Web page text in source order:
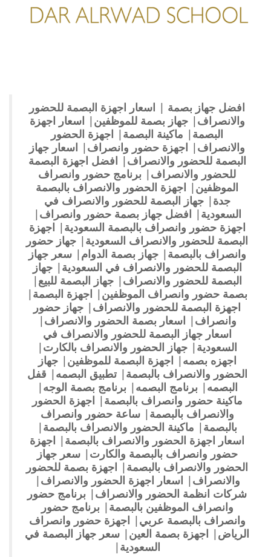
افضل جهاز بصمة | اسعار اجهزة البصمة للحضور
والانصراف |جهاز بصمة للموظفين | اسعار اجهزة
البصمة | ماكينة البصمة | اجهزة الحضور
والانصراف | اجهزة حضور وانصراف | اسعار جهاز
البصمة للحضور والانصراف | افضل اجهزة البصمة
للحضور والانصراف | برنامج حضور وانصراف
الموظفين | اجهزة الحضور والانصراف بالبصمة
جدة |جهاز البصمة للحضور والانصراف في
السعودية | افضل جهاز بصمة حضور وانصراف |
اجهزة حضور وانصراف بالبصمة السعودية | اجهزة
البصمة للحضور والانصراف السعودية | جهاز حضور
وانصراف بالبصمة |جهاز بصمة الدوام |سعر جهاز
البصمة للحضور والانصراف في السعودية |جهاز
البصمة للحضور والانصراف | جهاز البصمة للبيع |
بصمة حضور وانصراف الموظفين | اجهزة البصمة |
اجهزة البصمة للحضور والانصراف | جهاز حضور
وانصراف | اسعار بصمة الحضور والانصراف |
اسعار جهاز البصمة للحضور والانصراف في
السعودية | جهاز الحضور والانصراف بالكارت |
اجهزه بصمه | اجهزة البصمة للموظفين |جهاز
الحضور والانصراف بالبصمة |تطبيق البصمه | قفل
البصمه |برنامج البصمه |برنامج بصمة الوجه |
ماكينة حضور وانصراف بالبصمة | اجهزة الحضور
والانصراف بالبصمة |ساعة حضور وانصراف
بالبصمة | ماكينة الحضور والانصراف بالبصمة |
اسعار اجهزة الحضور والانصراف بالبصمة | اجهزة
حضور وانصراف بالبصمة والكارت |سعر جهاز
الحضور والانصراف بالبصمة | اجهزة بصمة للحضور
والانصراف | اسعار اجهزة الحضور والانصراف |
شركات انظمة الحضور والانصراف | برنامج حضور
وانصراف الموظفين بالبصمة |برنامج حضور
وانصراف بالبصمة عربي | اجهزة حضور وانصراف
الرياض | اجهزة بصمة العين | سعر جهاز البصمة في
السعودية |